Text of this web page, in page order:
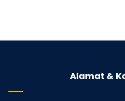
Alamat &